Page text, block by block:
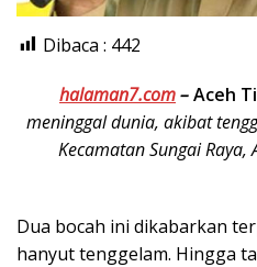
Dibaca : 442
halaman7.com–Aceh
meninggal dunia, akibat
Kecamatan Sungai Raya,
Dua bocah ini dikabarkan
hanyut tenggelam. Hingga